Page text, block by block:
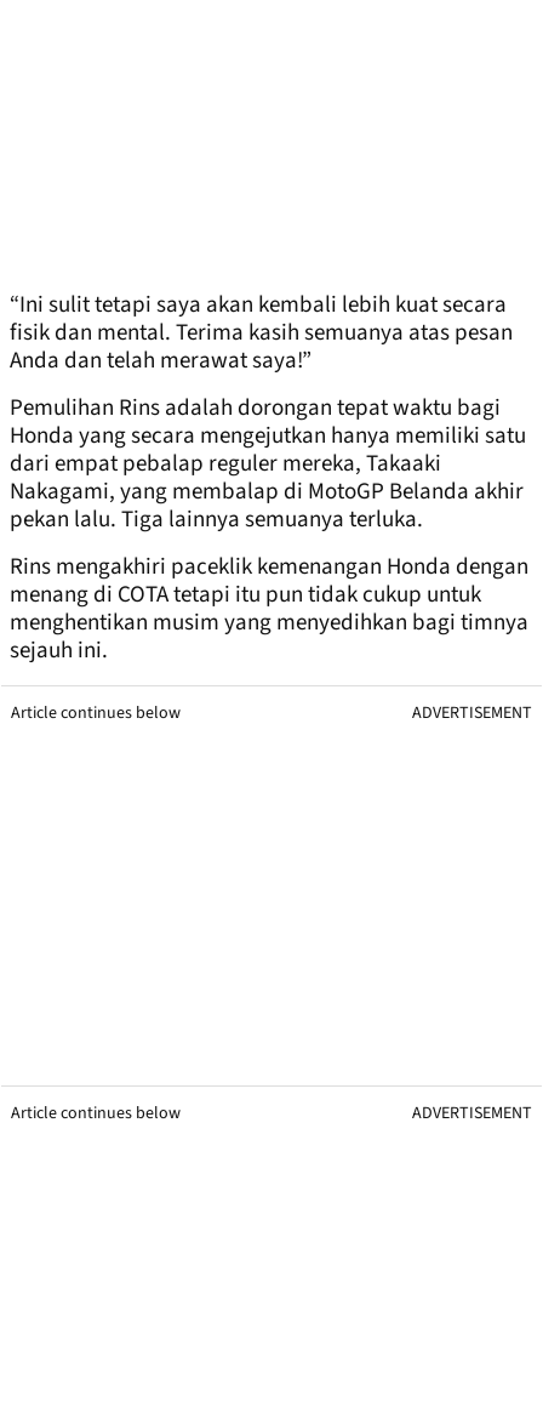
“Ini sulit tetapi saya akan kembali lebih kuat secara
fisik dan mental. Terima kasih semuanya atas pesan
Anda dan telah merawat saya!”
Pemulihan Rins adalah dorongan tepat waktu bagi
Honda yang secara mengejutkan hanya memiliki satu
dari empat pebalap reguler mereka, Takaaki
Nakagami, yang membalap di MotoGP Belanda akhir
pekan lalu. Tiga lainnya semuanya terluka.
Rins mengakhiri paceklik kemenangan Honda dengan
menang di COTA tetapi itu pun tidak cukup untuk
menghentikan musim yang menyedihkan bagi timnya
sejauh ini.
Article continues below ADVERTISEMENT
Article continues below ADVERTISEMENT